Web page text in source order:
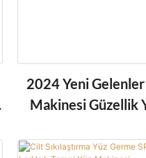
2024 Yeni
Makinesi Güzellik
Toptan